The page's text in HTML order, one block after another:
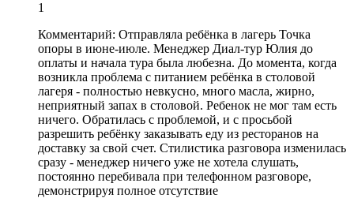
1
Комментарий: Отправляла ребёнка в лагерь Точка
опоры в июне-июле. Менеджер Диал-тур Юлия до
оплаты и начала тура была любезна. До момента, когда
возникла проблема с питанием ребёнка в столовой
лагеря - полностью невкусно, много масла, жирно,
неприятный запах в столовой. Ребенок не мог там есть
ничего. Обратилась с проблемой, и с просьбой
разрешить ребёнку заказывать еду из ресторанов на
доставку за свой счет. Стилистика разговора изменилась
сразу - менеджер ничего уже не хотела слушать,
постоянно перебивала при телефонном разговоре,
демонстрируя полное отсутствие